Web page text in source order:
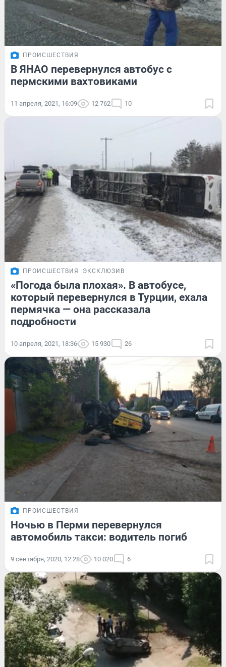
ПРОИСШЕСТВИЯ
В ЯНАО перевернулся автобус с
пермскими вахтовиками
11 апреля, 2021, 16:09 12 762 10
ПРОИСШЕСТВИЯ ЭКСКЛЮЗИВ
«Погода была плохая». В автобусе,
который перевернулся в Турции, ехала
пермячка — она рассказала
подробности
10 апреля, 2021, 18:36 15 930 26
ПРОИСШЕСТВИЯ
Ночью в Перми перевернулся
автомобиль такси: водитель погиб
9 сентября, 2020, 12:28 10 020 6